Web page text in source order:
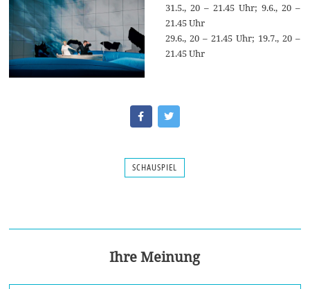
31.5., 20 – 21.45 Uhr; 9.6., 20 –
21.45 Uhr
29.6., 20 – 21.45 Uhr; 19.7., 20 –
21.45 Uhr
SCHAUSPIEL
Ihre Meinung